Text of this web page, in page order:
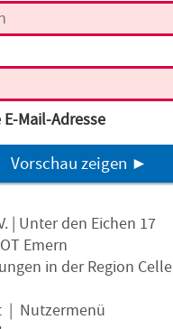
Mail-Adresse
Vorschau zeigen ►
| Unter den Eichen 17
Emern
in der Region Celle
Nutzermenü